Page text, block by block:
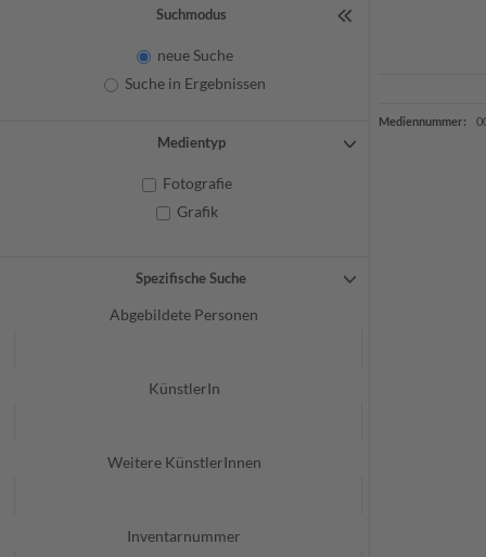
Suchmodus
neue Suche
Suche in Ergebnissen
Medientyp
Fotografie
Grafik
Spezifische Suche
Abgebildete Personen
KünstlerIn
Weitere KünstlerInnen
Inventarnummer
Mediennummer: